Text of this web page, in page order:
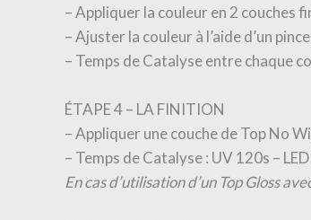
– Appliquer la couleur en 2 couches
– Ajuster la couleur à l’aide d’un
– Temps de Catalyse entre chaque
ÉTAPE 4 – LA FINITION
– Appliquer une couche de Top No
– Temps de Catalyse : UV 120s –
En cas d’utilisation d’un Top Gloss